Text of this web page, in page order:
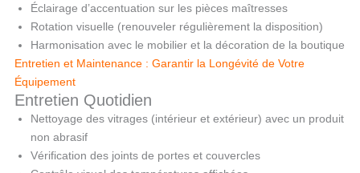
Éclairage d’accentuation sur les pièces maîtresses
Rotation visuelle (renouveler régulièrement la disposition)
Harmonisation avec le mobilier et la décoration de la boutique
Entretien et Maintenance : Garantir la Longévité de Votre
Équipement
Entretien Quotidien
Nettoyage des vitrages (intérieur et extérieur) avec un produit
non abrasif
Vérification des joints de portes et couvercles